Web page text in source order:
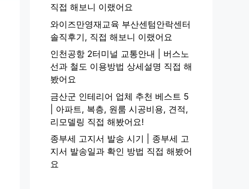
직접 해보니 이랬어요
와이즈만영재교육 부산센텀안락센터
솔직후기, 직접 해보니 이랬어요
인천공항 2터미널 교통안내 | 버스노
선과 철도 이용방법 상세설명 직접 해
봤어요
금산군 인테리어 업체 추천 베스트 5
| 아파트, 복층, 원룸 시공비용, 견적,
리모델링 직접 해봤어요!
종부세 고지서 발송 시기 | 종부세 고
지서 발송일과 확인 방법 직접 해봤어
요